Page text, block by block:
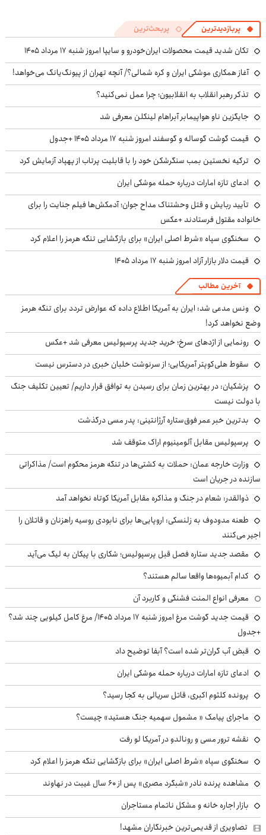
پربازدیدترین پربحث‌ترین
تکان شدید قیمت محصولات ایران‌خودرو و سایپا امروز شنبه ۱۷ مرداد ۱۴۰۵
آغاز همکاری موشکی ایران و کره شمالی؟/ آنچه تهران از پیونگ‌یانگ می‌خواهد!
تذکر رهبر انقلاب به انقلابیون؛ چرا عمل نمی‌کنید؟
جایگزین ناو هواپیمابر آبراهام لینکلن معرفی شد
قیمت گوشت گوساله و گوسفند امروز شنبه ۱۷ مرداد ۱۴۰۵ +جدول
ترکیه نخستین بمب سنگرشکن خود را با قابلیت پرتاب از پهپاد آزمایش کرد
ادعای تازه امارات درباره حمله موشکی ایران
تأیید ربایش و قتل وحشتناک مداح جوان؛ آدمکش‌ها فیلم جنایت را برای
خانواده مقتول فرستادند +عکس
سخنگوی سپاه «شرط اصلی ایران» برای بازگشایی تنگه هرمز را اعلام کرد
قیمت دلار بازار آزاد امروز شنبه ۱۷ مرداد ۱۴۰۵
آخرین مطالب
ونس مدعی شد: ایران به آمریکا اطلاع داده که عوارض تردد برای تنگه هرمز
وضع نخواهد کرد!
رونمایی از اژدهای سرخ؛ خرید جدید پرسپولیس معرفی شد +عکس
سقوط هلی‌کوپتر آمریکایی؛ از سرنوشت خلبان خبری در دسترس نیست
پزشکیان‌: در بهترین زمان برای رسیدن به توافق قرار داریم/ تعیین تکلیف جنگ
با دولت نیست
بدترین خبر عمر فوق‌ستاره آرژانتینی: پدر مسی درگذشت
پرسپولیس مقابل آلومینیوم اراک متوقف شد
وزارت خارجه عمان: حملات به کشتی‌ها در تنگه هرمز محکوم است/ مذاکراتی
سازنده در جریان است
ذوالقدر: شعام در جنگ و مذاکره مقابل آمریکا کوتاه نخواهد آمد
طعنه مدودوف به زلنسکی: اروپایی‌ها برای نابودی روسیه راهزنان و قاتلان را
اجیر می‌کنند
مقصد جدید ستاره فصل قبل پرسپولیس؛ شکاری با پیکان به لیگ می‌آید
کدام آبمیوه‌ها واقعا سالم هستند؟
معرفی انواع المنت فشنگی و کاربرد آن
قیمت جدید گوشت مرغ امروز شنبه ۱۷ مرداد ۱۴۰۵/ مرغ کامل کیلویی چند شد؟
+جدول
قبض آب گران‌تر شده است؟ آبفا توضیح داد
ادعای تازه امارات درباره حمله موشکی ایران
پرونده کلثوم اکبری، قاتل سریالی به کجا رسید؟
ماجرای پیامک « مشمول سهمیه جنگ هستید» چیست؟
نقشه ترور مسی و رونالدو در آمریکا لو رفت
سخنگوی سپاه «شرط اصلی ایران» برای بازگشایی تنگه هرمز را اعلام کرد
مشاهده پرنده نادر «شبگرد مصری» پس از ۶۰ سال غیبت در نهاوند
بازار اجاره خانه و مشکل ناتمام مستاجران
تصاویری از قدیمی‌ترین خبرنگاران مشهد!